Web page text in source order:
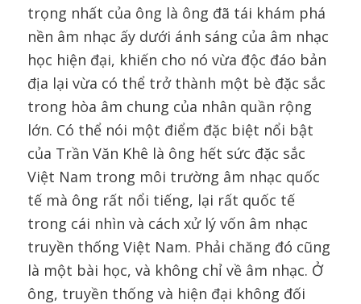
trọng nhất của ông là ông đã tái khám phá
nền âm nhạc ấy dưới ánh sáng của âm nhạc
học hiện đại, khiến cho nó vừa độc đáo bản
địa lại vừa có thể trở thành một bè đặc sắc
trong hòa âm chung của nhân quần rộng
lớn. Có thể nói một điểm đặc biệt nổi bật
của Trần Văn Khê là ông hết sức đặc sắc
Việt Nam trong môi trường âm nhạc quốc
tế mà ông rất nổi tiếng, lại rất quốc tế
trong cái nhìn và cách xử lý vốn âm nhạc
truyền thống Việt Nam. Phải chăng đó cũng
là một bài học, và không chỉ về âm nhạc. Ở
ông, truyền thống và hiện đại không đối